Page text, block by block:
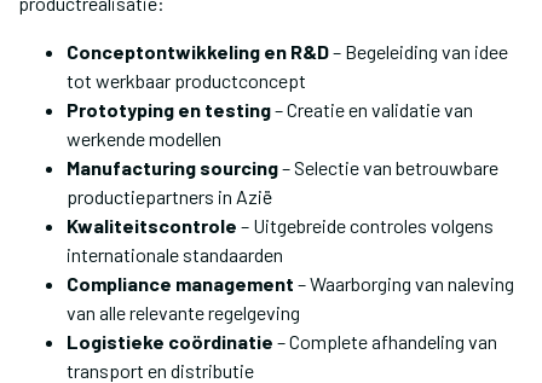
Conceptontwikkeling en R&D– Begeleiding van idee
tot werkbaar productconcept
Prototyping en testing– Creatie en validatie van
werkende modellen
Manufacturing sourcing– Selectie van betrouwbare
productiepartners in Azië
Kwaliteitscontrole – Uitgebreide controles volgens
internationale standaarden
Compliance management – Waarborging van naleving
van alle relevante regelgeving
Logistieke coördinatie – Complete afhandeling van
transport en distributie